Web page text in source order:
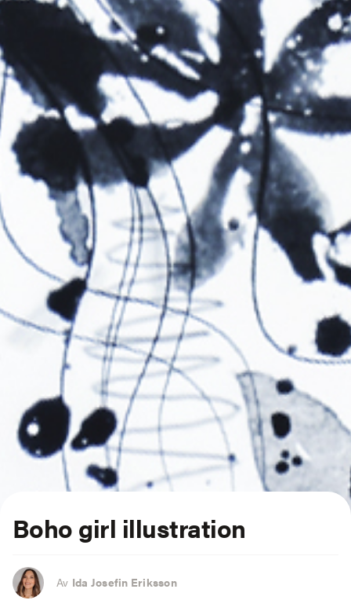
Boho girl illustration
Av Ida Josefin Eriksson